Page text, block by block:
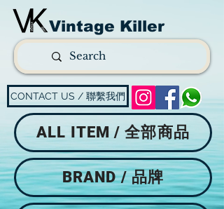
Vintage Killer
CONTACT US / 聯繫我們
ALL ITEM / 全部商品
BRAND / 品牌